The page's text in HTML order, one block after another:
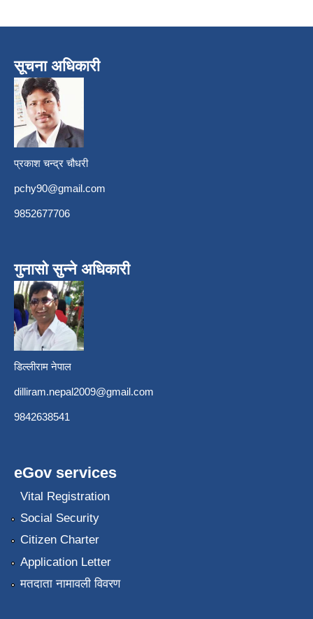
सूचना अधिकारी
प्रकाश चन्द्र चौधरी
pchy90@gmail.com
9852677706
गुनासो सुन्ने अधिकारी
डिल्लीराम नेपाल
dilliram.nepal2009@gmail.com
9842638541
eGov services
Vital Registration
Social Security
Citizen Charter
Application Letter
मतदाता नामावली विवरण